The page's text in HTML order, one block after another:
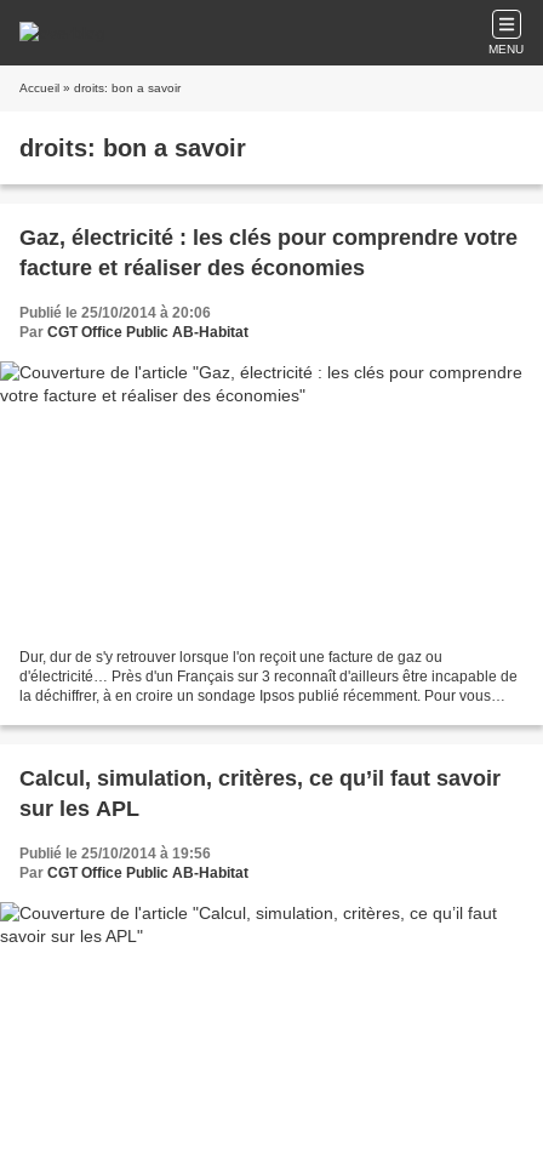
MENU
Accueil » droits: bon a savoir
droits: bon a savoir
Gaz, électricité : les clés pour comprendre votre
facture et réaliser des économies
Publié le 25/10/2014 à 20:06
Par CGT Office Public AB-Habitat
Dur, dur de s'y retrouver lorsque l'on reçoit une facture de gaz ou
d'électricité… Près d'un Français sur 3 reconnaît d'ailleurs être incapable de
la déchiffrer, à en croire un sondage Ipsos publié récemment. Pour vous
Calcul, simulation, critères, ce qu’il faut savoir
sur les APL
Publié le 25/10/2014 à 19:56
Par CGT Office Public AB-Habitat